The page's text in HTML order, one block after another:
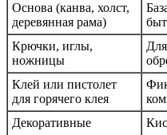
Основа (канва, холст,
деревянная рама)
Крючки, иглы,
ножницы
Клей или пистолет
для горячего клея
Декоративные